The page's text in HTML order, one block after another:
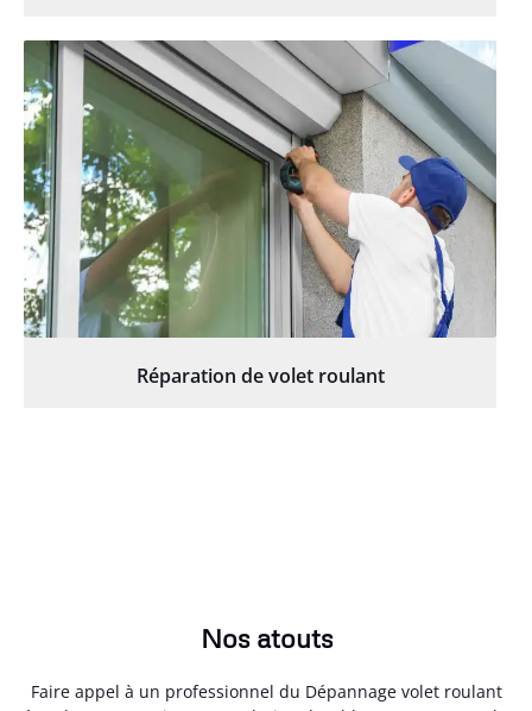
Réparation de volet roulant
Nos atouts
Faire appel à un professionnel du Dépannage volet roulant